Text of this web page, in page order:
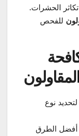
الحشرات.
للفحص
نوع
أفضل الطرق